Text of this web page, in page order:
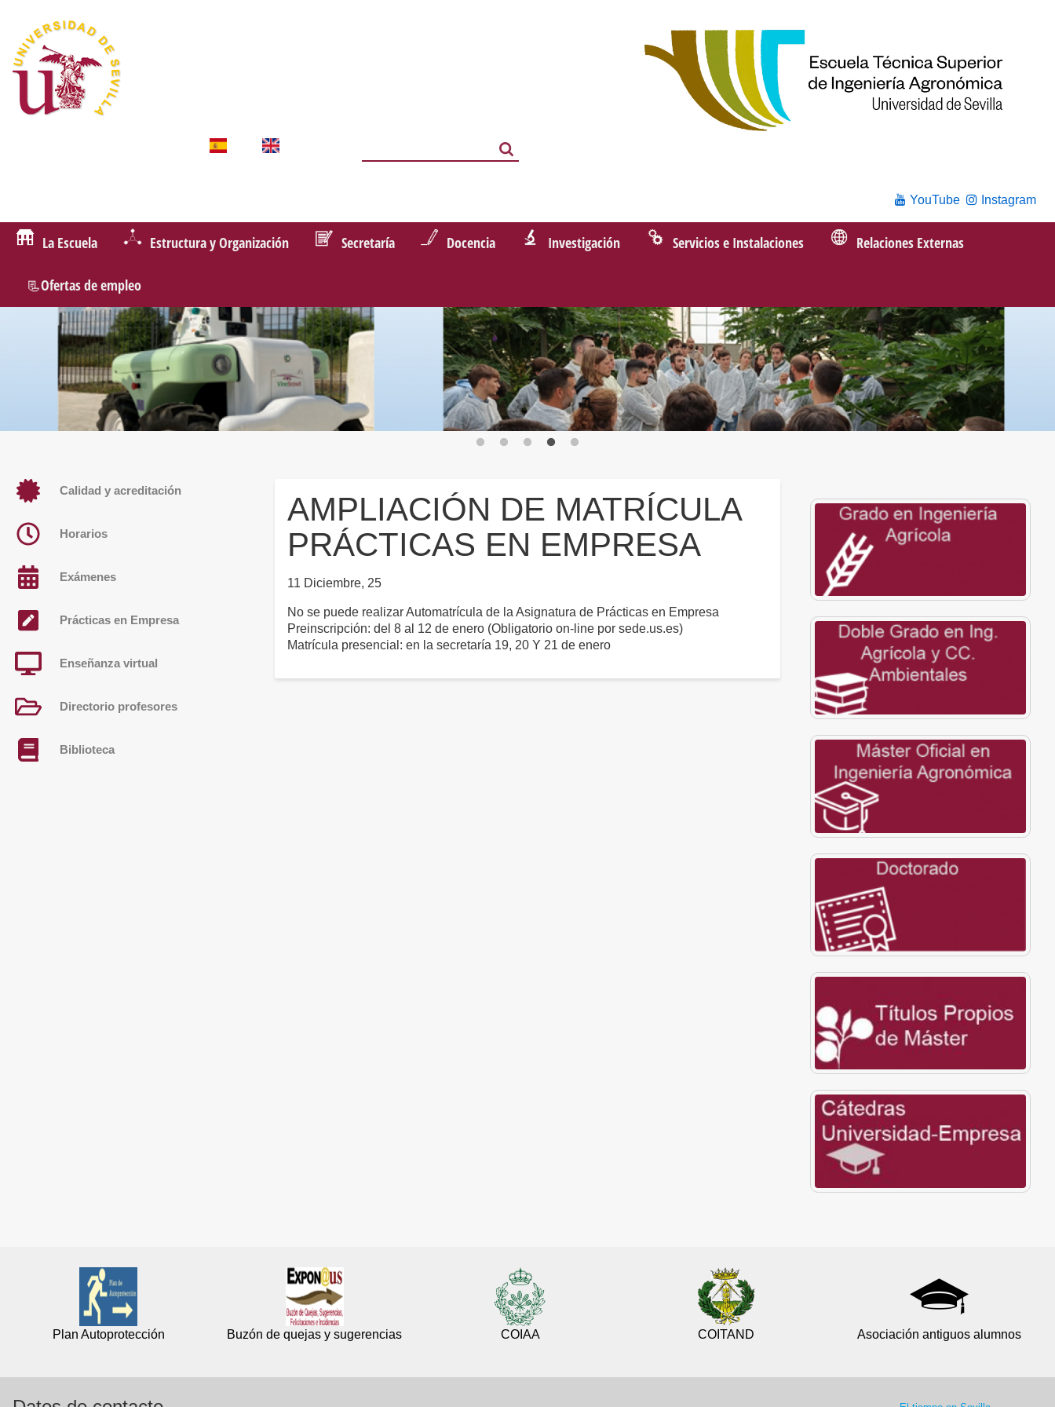
YouTube Instagram
La Escuela Estructura y Organización Secretaría Docencia Investigación Servicios e Instalaciones Relaciones Externas
📃Ofertas de empleo
AMPLIACIÓN DE MATRÍCULA
PRÁCTICAS EN EMPRESA
11 Diciembre, 25
No se puede realizar Automatrícula de la Asignatura de Prácticas en Empresa
Preinscripción: del 8 al 12 de enero (Obligatorio on-line por sede.us.es)
Matrícula presencial: en la secretaría 19, 20 Y 21 de enero
Calidad y acreditación
Horarios
Exámenes
Prácticas en Empresa
Enseñanza virtual
Directorio profesores
Biblioteca
Plan Autoprotección Buzón de quejas y sugerencias COIAA COITAND Asociación antiguos alumnos